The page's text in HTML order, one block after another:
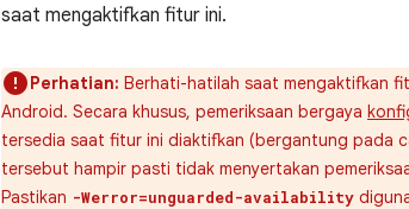
saat mengaktifkan fitur ini.
Perhatian: Berhati-hatilah saat mengaktifkan
Android. Secara khusus, pemeriksaan bergaya
tersedia saat fitur ini diaktifkan (bergantung pada
tersebut hampir pasti tidak menyertakan
Pastikan -Werror=unguarded-availability